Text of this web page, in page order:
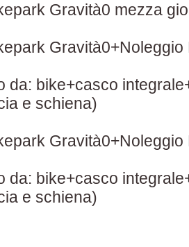
Gravità0 mezza
Gravità0+Noleggio
da: bike+casco
e schiena)
da: bike+casco
e schiena)